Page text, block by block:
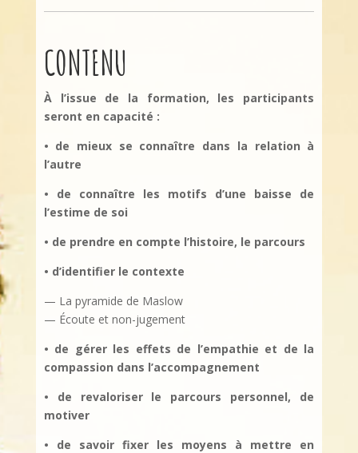
CONTENU
À l’issue de la formation, les participants
seront en capacité :
• de mieux se connaître dans la relation à
l’autre
• de connaître les motifs d’une baisse de
l’estime de soi
• de prendre en compte l’histoire, le parcours
• d’identifier le contexte
— La pyramide de Maslow
— Écoute et non-jugement
• de gérer les effets de l’empathie et de la
compassion dans l’accompagnement
• de revaloriser le parcours personnel, de
motiver
• de savoir fixer les moyens à mettre en